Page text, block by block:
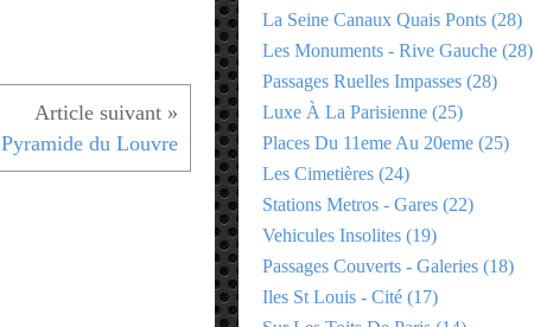
Pyramide du Louvre
La Seine Canaux Quais Ponts (28)
Les Monuments - Rive Gauche (28)
Passages Ruelles Impasses (28)
Luxe À La Parisienne (25)
Places Du 11eme Au 20eme (25)
Les Cimetières (24)
Stations Metros - Gares (22)
Vehicules Insolites (19)
Passages Couverts - Galeries (18)
Iles St Louis - Cité (17)